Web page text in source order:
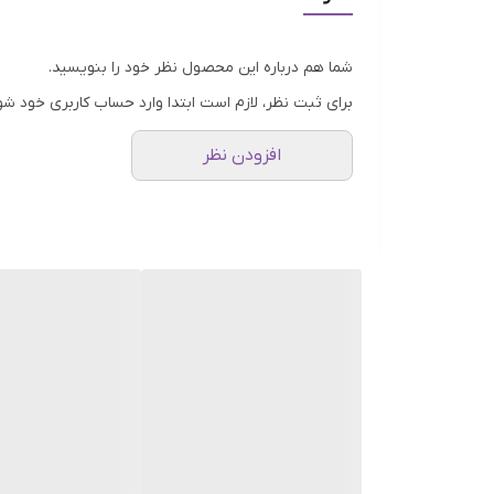
سطح متفاوتی از رطوبت‌رسانی پوست را تجربه کنید.
دنبال بازیابی نشاط جوانی هستند!
شما هم درباره این محصول نظر خود را بنویسید.
برای ثبت نظر، لازم است ابتدا وارد حساب کاربری خود
افزودن نظر